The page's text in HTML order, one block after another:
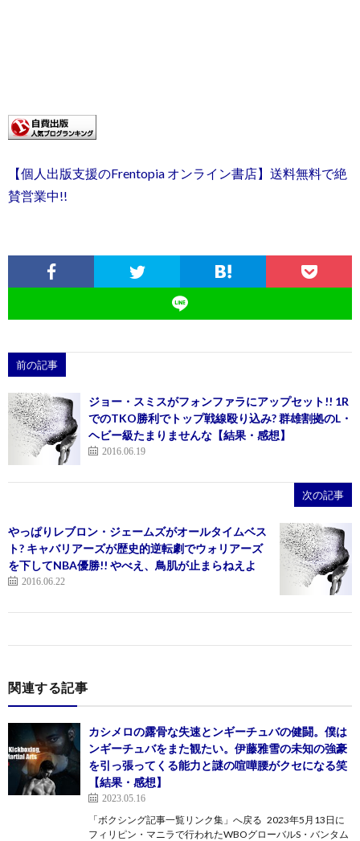
【個人出版支援のFrentopia オンライン書店】送料無料で絶
賛営業中!!
前の記事
ジョー・スミスがフォンファラにアップセット!! 1R
でのTKO勝利でトップ戦線殴り込み? 群雄割拠のL・
ヘビー級たまりませんな【結果・感想】
2016.06.19
次の記事
やっぱりレブロン・ジェームズがオールタイムベス
ト? キャバリアーズが歴史的逆転劇でウォリアーズ
を下してNBA優勝!! やべえ、鳥肌が止まらねえよ
2016.06.22
関連する記事
カシメロの露骨な失速とンギーチュバの健闘。僕は
ンギーチュバをまた観たい。伊藤雅雪の未知の強豪
を引っ張ってくる能力と謎の喧嘩腰がクセになる笑
【結果・感想】
2023.05.16
「ボクシング記事一覧リンク集」へ戻る 2023年5月13日に
フィリピン・マニラで行われたWBOグローバルS・バンタム